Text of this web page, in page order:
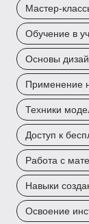
Мастер-
Обучение в
Основы
Применение
Техники
Доступ к
Работа с
Навыки
Освоение